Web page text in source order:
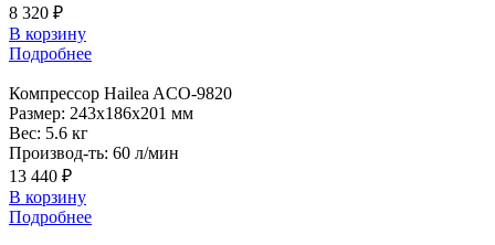
8 320 ₽
В корзину
Подробнее
Компрессор Hailea ACO-9820
Размер: 243x186x201 мм
Вес: 5.6 кг
Производ-ть: 60 л/мин
13 440 ₽
В корзину
Подробнее